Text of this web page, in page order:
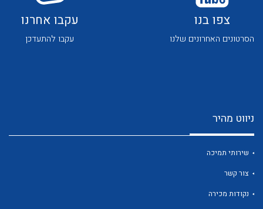
לכל מוצרי היצרן לכל מוצרי היצרן
לכל מוצרי היצרן
צפו בנו
הסרטונים האחרונים שלנו
עקבו אחרנו
עקבו להתעדכן
ניווט מהיר
שירותי תמיכה
צור קשר
נקודות מכירה